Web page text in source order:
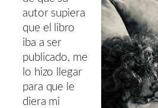
autor supiera
que el libro
iba a ser
publicado, me
lo hizo llegar
para que le
diera mi